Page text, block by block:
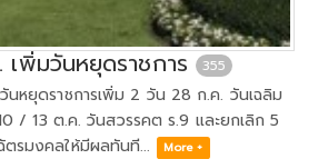
เพิ่มวันหยุดราชการ 355
นหยุดราชการเพิ่ม 2 วัน 28 ก.ค. วันเฉลิม
/ 13 ต.ค. วันสวรรคต ร.9 และยกเลิก 5
รมงคลให้มีผลทันที...
More +